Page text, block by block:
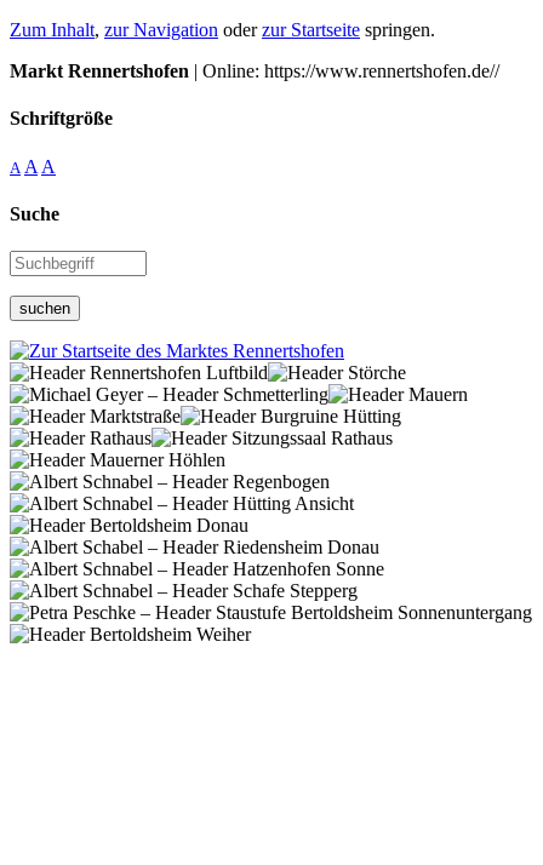
Zum Inhalt, zur Navigation oderzur Startseite springen.
Markt Rennertshofen | Online: https://www.rennertshofen.de//
Schriftgröße
A A A
Suche
suchen